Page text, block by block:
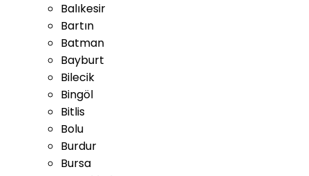
Balıkesir
Bartın
Batman
Bayburt
Bilecik
Bingöl
Bitlis
Bolu
Burdur
Bursa